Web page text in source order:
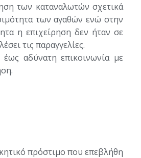
των καταναλωτών σχετικά
των αγαθών ενώ στην
η επιχείρηση δεν ήταν σε
τις παραγγελίες.
αδύνατη επικοινωνία με
πρόστιμο που επεβλήθη